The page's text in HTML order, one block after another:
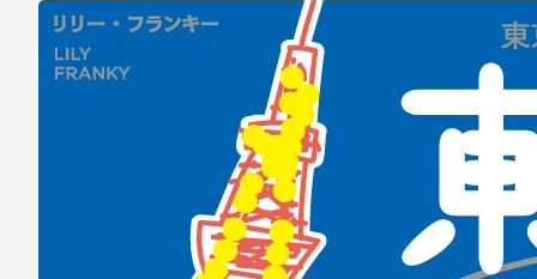
【公告】琅琅書店服務升級重要說明及
【公告】因 Readmoo 讀墨系統維護